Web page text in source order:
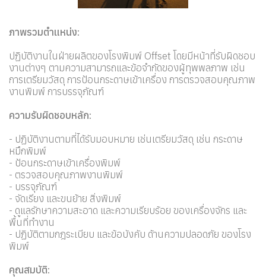
ภาพรวมตำแหน่ง:
ปฏิบัติงานในฝ่ายผลิตของโรงพิมพ์ Offset โดยมีหน้าที่รับผิดชอบ
งานต่างๆ ตามความสามารถและข้อจำกัดของผู้ทุพพลภาพ เช่น
การเตรียมวัสดุ การป้อนกระดาษเข้าเครื่อง การตรวจสอบคุณภาพ
งานพิมพ์ การบรรจุภัณฑ์
ความรับผิดชอบหลัก:
- ปฏิบัติงานตามที่ได้รับมอบหมาย เช่นเตรียมวัสดุ เช่น กระดาษ
หมึกพิมพ์
- ป้อนกระดาษเข้าเครื่องพิมพ์
- ตรวจสอบคุณภาพงานพิมพ์
- บรรจุภัณฑ์
- จัดเรียง และขนย้าย สิ่งพิมพ์
- ดูแลรักษาความสะอาด และความเรียบร้อย ของเครื่องจักร และ
พื้นที่ทำงาน
- ปฏิบัติตามกฎระเบียบ และข้อบังคับ ด้านความปลอดภัย ของโรง
พิมพ์
คุณสมบัติ: